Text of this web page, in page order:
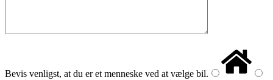
Bevis venligst, at du er et menneske ved at vælge bil.